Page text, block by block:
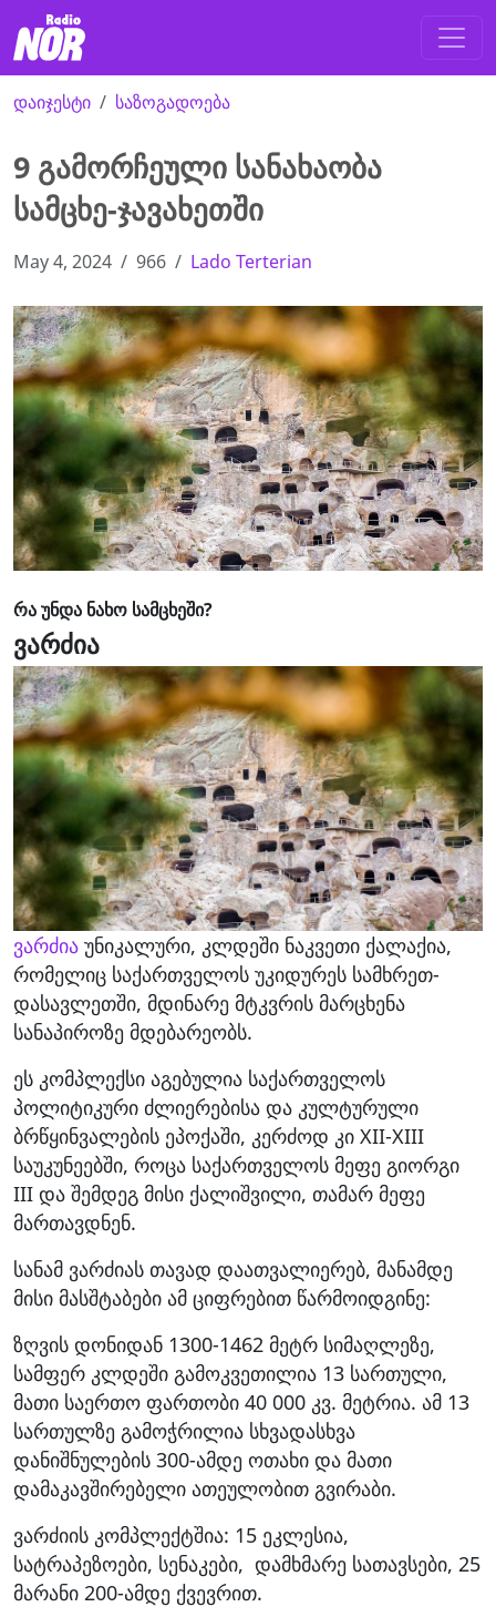
დაიჯესტი საზოგადოება
9 გამორჩეული სანახაობა
სამცხე-ჯავახეთში
May 4, 2024 966 Lado Terterian
რა უნდა ნახო სამცხეში?
ვარძია
ვარძია უნიკალური, კლდეში ნაკვეთი ქალაქია,
რომელიც საქართველოს უკიდურეს სამხრეთ-
დასავლეთში, მდინარე მტკვრის მარცხენა
სანაპიროზე მდებარეობს.
ეს კომპლექსი აგებულია საქართველოს
პოლიტიკური ძლიერებისა და კულტურული
ბრწყინვალების ეპოქაში, კერძოდ კი XII-XIII
საუკუნეებში, როცა საქართველოს მეფე გიორგი
III და შემდეგ მისი ქალიშვილი, თამარ მეფე
მართავდნენ.
სანამ ვარძიას თავად დაათვალიერებ, მანამდე
მისი მასშტაბები ამ ციფრებით წარმოიდგინე:
ზღვის დონიდან 1300-1462 მეტრ სიმაღლეზე,
სამფერ კლდეში გამოკვეთილია 13 სართული,
მათი საერთო ფართობი 40 000 კვ. მეტრია. ამ 13
სართულზე გამოჭრილია სხვადასხვა
დანიშნულების 300-ამდე ოთახი და მათი
დამაკავშირებელი ათეულობით გვირაბი.
ვარძიის კომპლექტშია: 15 ეკლესია,
სატრაპეზოები, სენაკები, დამხმარე სათავსები, 25
მარანი 200-ამდე ქვევრით.